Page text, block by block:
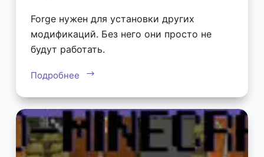
Forge нужен для установки других
модификаций. Без него они просто не
будут работать.
Подробнее